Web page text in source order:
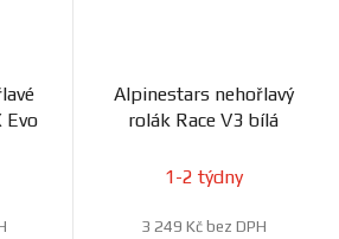
Evo
Alpinestars nehořlavý
rolák Race V3 bílá
1-2 týdny
3 249 Kč bez DPH